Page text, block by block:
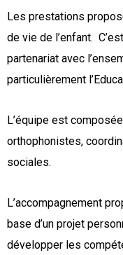
Les prestations
de vie de l’enfant.
partenariat avec
particulièrement
L’équipe est
orthophonistes,
sociales.
L’accompagnement
base d’un projet
développer les